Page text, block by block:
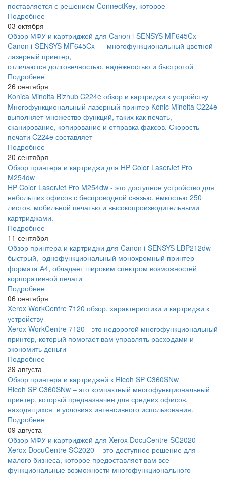
поставляется с решением ConnectKey, которое
Подробнее
03 октября
Обзор МФУ и картриджей для Canon i-SENSYS MF645Cx
Canon i-SENSYS MF645Cx – многофункциональный цветной
лазерный принтер,
отличаются долговечностью, надёжностью и быстротой
Подробнее
26 сентября
Konica Minolta Bizhub C224e обзор и картриджи к устройству
Многофункциональный лазерный принтер Konic Minolta C224e
выполняет множество функций, таких как печать,
сканирование, копирование и отправка факсов. Скорость
печати C224e составляет
Подробнее
20 сентября
Обзор принтера и картриджи для HP Color LaserJet Pro
M254dw
HP Color LaserJet Pro M254dw - это доступное устройство для
небольших офисов с беспроводной связью, ёмкостью 250
листов, мобильной печатью и высокопроизводительными
картриджами.
Подробнее
11 сентября
Обзор принтера и картриджи для Canon i-SENSYS LBP212dw
быстрый, однофункциональный монохромный принтер
формата А4, обладает широким спектром возможностей
корпоративной печати
Подробнее
06 сентября
Xerox WorkCentre 7120 обзор, характеристики и картриджи к
устройству
Xerox WorkCentre 7120 - это недорогой многофункциональный
принтер, который помогает вам управлять расходами и
экономить деньги
Подробнее
29 августа
Обзор принтера и картриджей к Ricoh SP C360SNw
Ricoh SP C360SNw – это компактный многофункциональный
принтер, который предназначен для средних офисов,
находящихся в условиях интенсивного использования.
Подробнее
09 августа
Обзор МФУ и картриджей для Xerox DocuCentre SC2020
Xerox DocuCentre SC2020 - это доступное решение для
малого бизнеса, которое предоставляет вам все
функциональные возможности многофункционального